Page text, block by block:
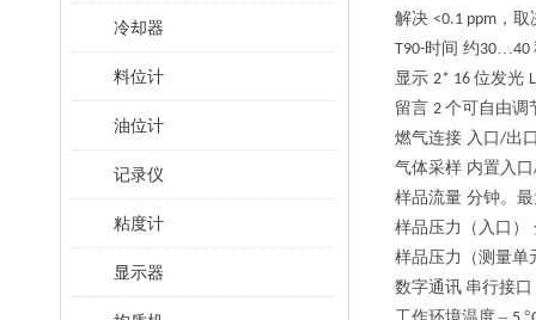
冷却器
料位计
油位计
记录仪
粘度计
显示器
解决 <0.1 ppm ，
T90-时间 约30…40
显示 2* 16 位发光
留言 2 个可自由调
燃气连接 入口 /出
气体采样 内置入口
样品流量 分钟。
样品压力（入口）
样品压力（测量单
数字通讯 串行接口